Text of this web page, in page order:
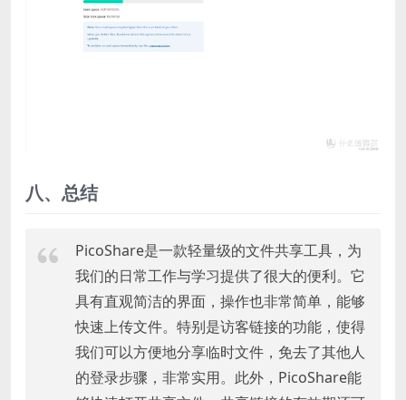
八、总结
PicoShare是一款轻量级的文件共享工具，为
我们的日常工作与学习提供了很大的便利。它
具有直观简洁的界面，操作也非常简单，能够
快速上传文件。特别是访客链接的功能，使得
我们可以方便地分享临时文件，免去了其他人
的登录步骤，非常实用。此外，PicoShare能